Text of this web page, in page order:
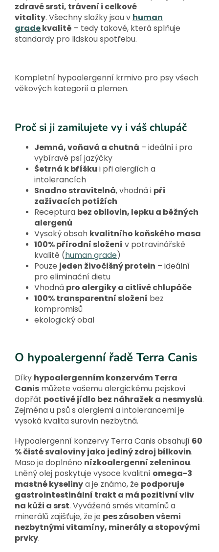
zdravé srsti, trávení i celkové
vitality. Všechny složky jsou v human
gradekvalitě – tedy takové, která splňuje
standardy pro lidskou spotřebu.
Kompletní hypoalergenní krmivo pro psy všech
věkových kategorií a plemen.
Proč si ji zamilujete vy i váš chlupáč
Jemná, voňavá a chutná – ideální i pro
vybíravé psí jazýčky
Šetrná k bříšku i při alergiích a
intolerancích
Snadno stravitelná, vhodná i při
zažívacích potížích
Receptura bez obilovin, lepku a běžných
alergenů
Vysoký obsah kvalitního koňského masa
100% přírodní složení v potravinářské
kvalitě (human grade)
Pouze jeden živočišný protein – ideální
pro eliminační dietu
Vhodná pro alergiky a citlivé chlupáče
100% transparentní složení bez
kompromisů
ekologický obal
O hypoalergenní řadě Terra Canis
Díky hypoalergenním konzervám Terra
Canis můžete vašemu alergickému pejskovi
dopřát poctivé jídlo bez náhražek a nesmyslů.
Zejména u psů s alergiemi a intolerancemi je
vysoká kvalita surovin nezbytná.
Hypoalergenní konzervy Terra Canis obsahují 60
% čisté svaloviny jako jediný zdroj bílkovin.
Maso je doplněno nízkoalergenní zeleninou.
Lněný olej poskytuje vysoce kvalitní omega-3
mastné kyselinya je známo, že podporuje
gastrointestinální trakt a má pozitivní vliv
na kůži a srst. Vyvážená směs vitamínů a
minerálů zajišťuje, že je pes zásoben všemi
nezbytnými vitamíny, minerály a stopovými
prvky.